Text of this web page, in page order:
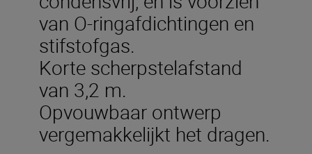
van O-ringafdichtingen en
stifstofgas.
Korte scherpstelafstand
van 3,2 m.
Opvouwbaar ontwerp
vergemakkelijkt het dragen.